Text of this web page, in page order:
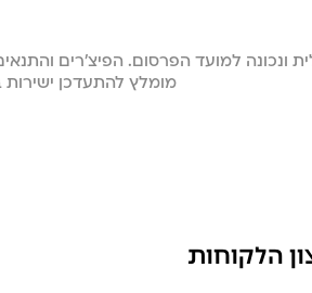
ונכונה למועד הפרסום. הפיצ'רים
מומלץ להתעדכן